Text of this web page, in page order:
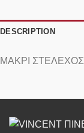
DESCRIPTION
ΜΑΚΡΙ ΣΤΕΛΕΧΟΣ